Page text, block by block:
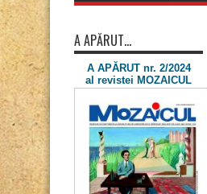
A APĂRUT…
A APĂRUT nr. 2/2024
al revistei MOZAICUL